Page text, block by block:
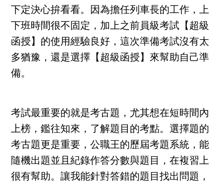
下定決心拚看看。因為擔任列車長的工作，上
下班時間很不固定，加上之前員級考試【超級
函授】的使用經驗良好，這次準備考試沒有太
多猶豫，還是選擇【超級函授】來幫助自己準
備。
考試最重要的就是考古題，尤其想在短時間內
上榜，鑑往知來，了解題目的考點。選擇題的
考古題更是重要，公職王的歷屆考題系統，能
隨機出題並且紀錄作答分數與題目，在複習上
很有幫助。讓我能針對答錯的題目找出問題，